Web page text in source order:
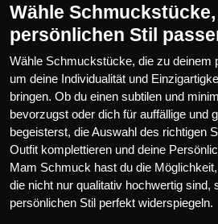
Wähle
persönlichen Stil
Wähle Schmuckstücke, die zu deinem
um deine Individualität und
bringen. Ob du einen subtilen und
bevorzugst oder dich für auffällige und
begeisterst, die Auswahl des richtigen
Outfit komplettieren und deine
Mam Schmuck hast du die
die nicht nur qualitativ hochwertig sind,
persönlichen Stil perfekt widerspiegeln.